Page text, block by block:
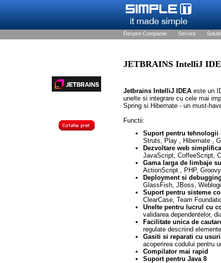
Despre Companie Servicii Solutii
JETBRAINS IntelliJ
Jetbrains IntelliJ IDEA este un
unelte si integrare cu cele mai
Spring si Hibernate - un must-
Functii:
Suport pentru tehnologii
Struts, Play , Hibernate ,
Dezvoltare web
JavaScript, CoffeeScript,
Gama larga de limbaje
ActionScript , PHP,
Deployment si
GlassFish, JBoss,
Suport pentru sisteme
ClearCase, Team
Unelte pentru lucrul cu
validarea dependentelor,
Facilitate unica de
regulate descriind
Gasiti si reparati cu
acoperirea codului pentru
Compilator mai rapid
Suport pentru Java 8